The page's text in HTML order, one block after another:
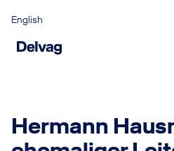
English
Portrait
Management
Luftfahrtversicherung
Angebot anfordern
Schaden melden
Delvag als Arbeitgeber
Aktuelle Vakanzen
Hermann